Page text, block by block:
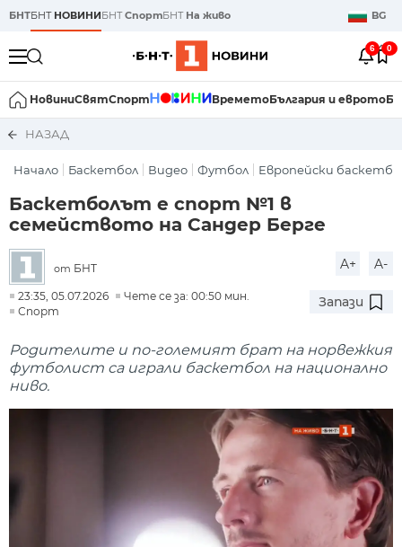
БНТБНТ НОВИНИБНТСпортБНТ На живо BG
6 0
НовиниСвятСпорт ВреметоБългария и еврото
НАЗАД
Начало Баскетбол Видео Футбол Европейски
Баскетболът е спорт №1 в
семейството на Сандер Берге
от БНТ A+ A-
23:35, 05.07.2026
Чете се за: 00:50 мин.
Спорт
Запази
Родителите и по-големият брат на норвежкия
футболист са играли баскетбол на национално
ниво.